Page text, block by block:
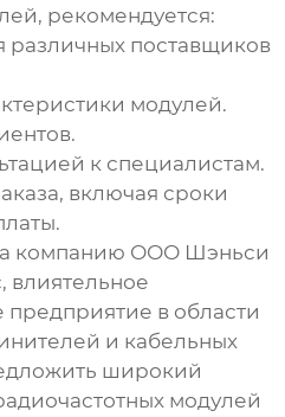
, рекомендуется:
различных поставщиков
модулей.
к специалистам.
включая сроки
компанию ООО Шэньси
, влиятельное
предприятие в области
и кабельных
широкий
модулей